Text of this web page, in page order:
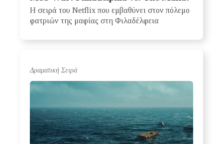
Η σειρά του Netflix που εμβαθύνει στον πόλεμο
φατριών της μαφίας στη Φιλαδέλφεια
Δραματική Σειρά